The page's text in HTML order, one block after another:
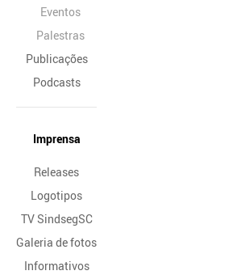
Eventos
Palestras
Publicações
Podcasts
Imprensa
Releases
Logotipos
TV SindsegSC
Galeria de fotos
Informativos